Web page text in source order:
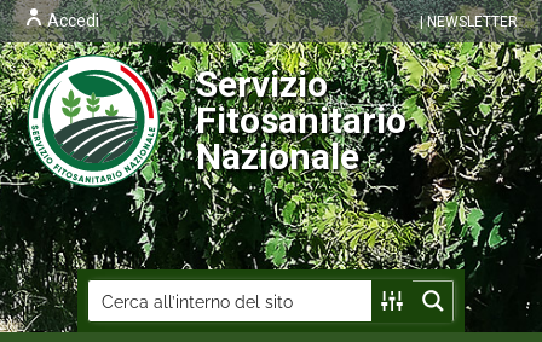
| NEWSLETTER
Accedi
Servizio
Fitosanitario
Nazionale